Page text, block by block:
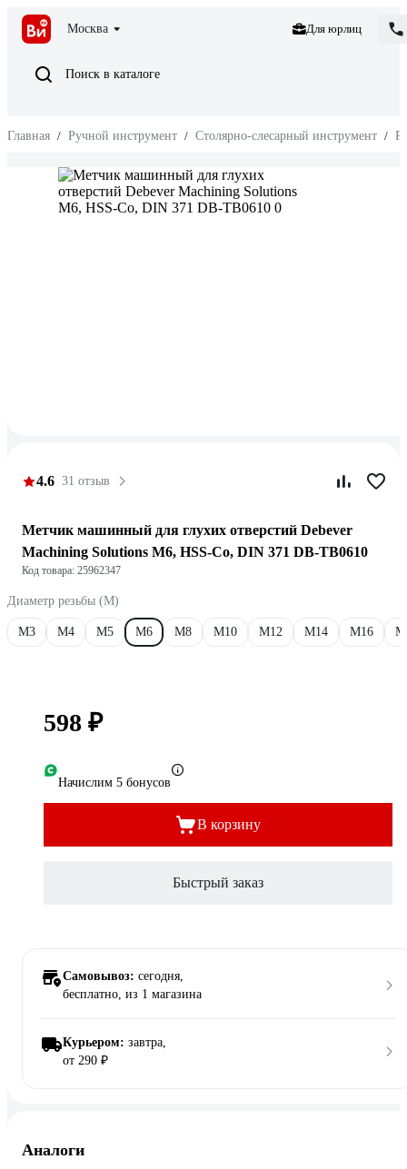
Москва Для юрлиц
Поиск в каталоге
Главная / Ручной инструмент / Столярно-слесарный инструмент /
4.6 31 отзыв
Метчик машинный для глухих отверстий Debever
Machining Solutions M6, HSS-Co, DIN 371 DB-TB0610
Код товара: 25962347
Диаметр резьбы (М)
М3 М4 М5 М6 М8 М10 М12 М14 М16
598 ₽
Начислим 5 бонусов
В корзину
Быстрый заказ
Самовывоз: сегодня,
бесплатно, из 1 магазина
Курьером: завтра,
от 290 ₽
Аналоги